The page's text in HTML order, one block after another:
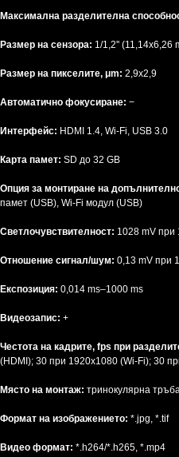
Максимална разделителна
Размер на сензора: 1/1,2'' (11,14x6,26
Размер на пикселите, μm: 2,9x2,9
Автоматично фокусиране: −
Интерфейс: HDMI 1.4, Wi-Fi, USB 3.0
Карта памет: SD до 32 GB
Опция за монтиране на
памет (USB), Wi-Fi модул (USB)
Светлочувствителност: 1028 mV при
Отношение сигнал/шум: 0,13 mV при
Експозиция: 0,014 ms–1000 ms
Видеозапис: +
Честота на кадрите, fps при
(HDMI); 30 при 1920х1080 (Wi-Fi); 30
Място на монтаж: тринокулярна
Формат на изображението: *.jpg, *.tif
Видео формат: *.h264/*.h265, *.mp4